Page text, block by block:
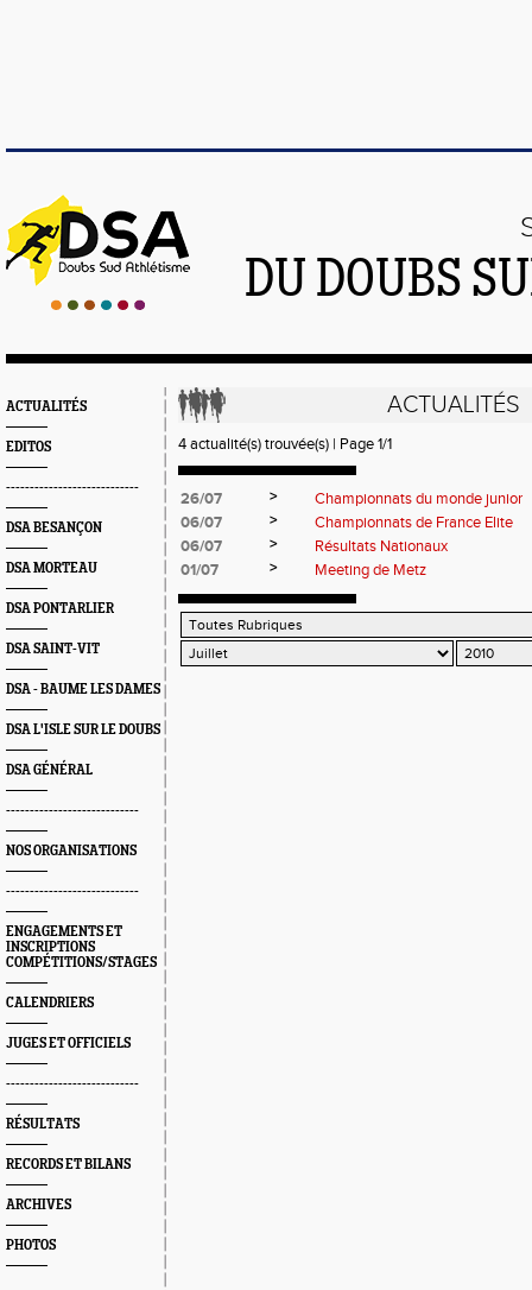
DU DOUBS
ACTUALITÉS
EDITOS
----------------------------
DSA BESANÇON
DSA MORTEAU
DSA PONTARLIER
DSA SAINT-VIT
DSA - BAUME LES DAMES
DSA L'ISLE SUR LE DOUBS
DSA GÉNÉRAL
----------------------------
NOS ORGANISATIONS
----------------------------
ENGAGEMENTS ET
INSCRIPTIONS
COMPÉTITIONS/STAGES
CALENDRIERS
JUGES ET OFFICIELS
----------------------------
RÉSULTATS
RECORDS ET BILANS
ARCHIVES
PHOTOS
ACTUALITÉS
4 actualité(s) trouvée(s) | Page 1/1
26/07 >
Championnats du monde junior
06/07
>
Championnats de France Elite
06/07
>
Résultats Nationaux
01/07
> Meeting de Metz